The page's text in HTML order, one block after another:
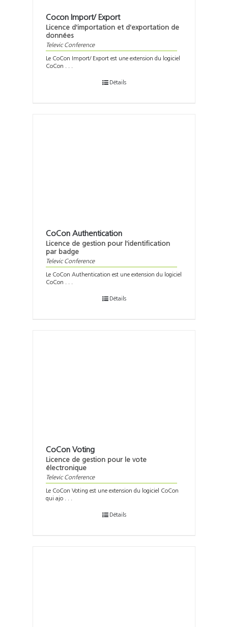
Cocon Import/ Export
Licence d'importation et d'exportation de
données
Televic Conference
Le CoCon Import/ Export est une extension du logiciel
CoCon . . .
Détails
CoCon Authentication
Licence de gestion pour l'identification
par badge
Televic Conference
Le CoCon Authentication est une extension du logiciel
CoCon . . .
Détails
CoCon Voting
Licence de gestion pour le vote
électronique
Televic Conference
Le CoCon Voting est une extension du logiciel CoCon
qui ajo . . .
Détails